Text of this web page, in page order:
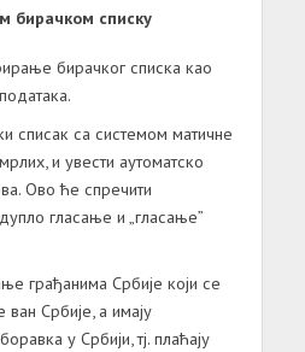
бирачком списку
бирачког списка као
списак са системом матичне
и увести аутоматско
Ово ће спречити
гласање и „гласање”
грађанима Србије који се
Србије, а имају
у Србији, тј. плаћају